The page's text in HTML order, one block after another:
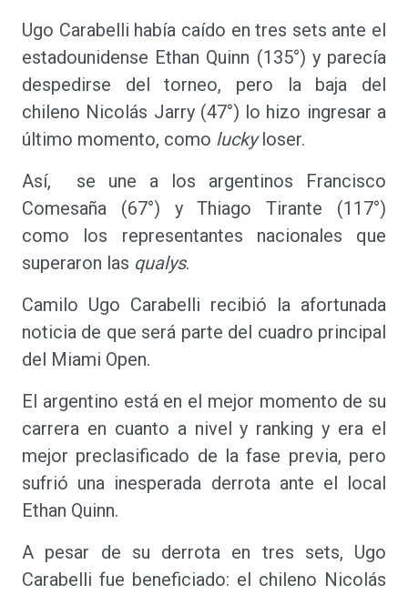
Ugo Carabelli había caído en tres sets ante el
estadounidense Ethan Quinn (135°) y parecía
despedirse del torneo, pero la baja del
chileno Nicolás Jarry (47°) lo hizo ingresar a
último momento, como luckyloser.
Así, se une a los argentinos Francisco
Comesaña (67°) y Thiago Tirante (117°)
como los representantes nacionales que
superaron las qualys.
Camilo Ugo Carabelli recibió la afortunada
noticia de que será parte del cuadro principal
del Miami Open.
El argentino está en el mejor momento de su
carrera en cuanto a nivel y ranking y era el
mejor preclasificado de la fase previa, pero
sufrió una inesperada derrota ante el local
Ethan Quinn.
A pesar de su derrota en tres sets, Ugo
Carabelli fue beneficiado: el chileno Nicolás